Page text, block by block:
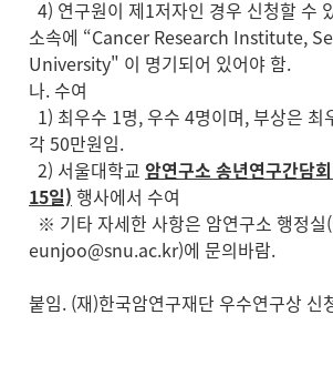
4) 연구원이 제1저자인 경우 신청할 수
소속에 “Cancer Research Institute,
University" 이 명기되어 있어야 함.
나. 수여
1) 최우수 1명, 우수 4명이며, 부상은 최
각 50만원임.
2) 서울대학교 암연구소 송년연구간담
15일) 행사에서 수여
※ 기타 자세한 사항은 암연구소 행정실
eunjoo@snu.ac.kr)에 문의바람.
붙임. (재)한국암연구재단 우수연구상 신